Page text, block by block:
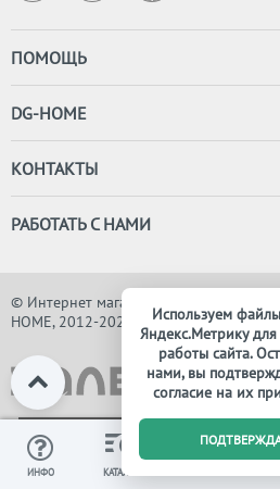
ПОМОЩЬ
DG-HOME
КОНТАКТЫ
РАБОТАТЬ С НАМИ
© Интернет магазин дизайнерской
HOME, 2012-2026. Все права защищены
ИНФО КАТАЛОГ
0
Используем
Яндекс.Метрику
работы сайта.
нами, вы
согласие на их